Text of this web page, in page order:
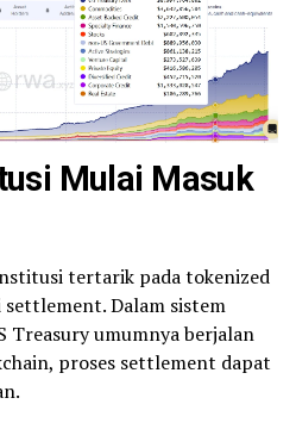
Mulai Masuk
tertarik pada tokenized
settlement. Dalam sistem
Treasury umumnya berjalan
proses settlement dapat